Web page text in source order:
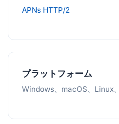
APNs HTTP/2
プラットフォーム
Windows、macOS、Linux